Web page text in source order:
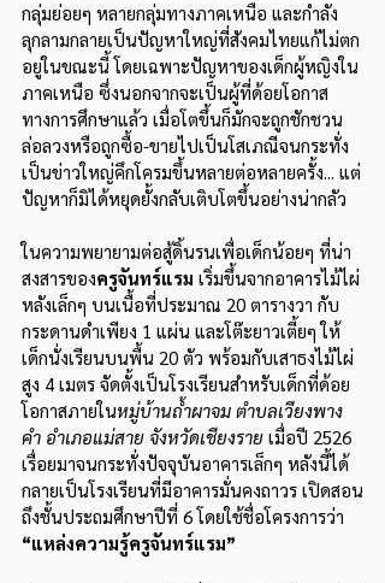
กลุ่มย่อยๆ หลายกลุ่มทางภาคเหนือ และกำลัง
ลุกลามกลายเป็นปัญหาใหญ่ที่สังคมไทยแก้ไม่ตก
อยู่ในขณะนี้ โดยเฉพาะปัญหาของเด็กผู้หญิงใน
ภาคเหนือ ซึ่งนอกจากจะเป็นผู้ที่ด้อยโอกาส
ทางการศึกษาแล้ว เมื่อโตขึ้นก็มักจะถูกชักชวน
ล่อลวงหรือถูกซื้อ-ขายไปเป็นโสเภณีจนกระทั่ง
เป็นข่าวใหญ่คึกโครมขึ้นหลายต่อหลายครั้ง... แต่
ปัญหาก็มิได้หยุดยั้งกลับเติบโตขึ้นอย่างน่ากลัว
ในความพยายามต่อสู้ดิ้นรนเพื่อเด็กน้อยๆ ที่น่า
สงสารของครูจันทร์แรม เริ่มขึ้นจากอาคารไม้ไผ่
หลังเล็กๆ บนเนื้อที่ประมาณ 20 ตารางวา กับ
กระดานดำเพียง 1 แผ่น และโต๊ะยาวเตี้ยๆ ให้
เด็กนั่งเรียนบนพื้น 20 ตัว พร้อมกับเสาธงไม้ไผ่
สูง 4 เมตร จัดตั้งเป็นโรงเรียนสำหรับเด็กที่ด้อย
โอกาสภายในหมู่บ้านถ้ำผาจม ตำบลเวียงพาง
คำ อำเภอแม่สาย จังหวัดเชียงราย เมื่อปี 2526
เรื่อยมาจนกระทั่งปัจจุบันอาคารเล็กๆ หลังนี้ได้
กลายเป็นโรงเรียนที่มีอาคารมั่นคงถาวร เปิดสอน
ถึงชั้นประถมศึกษาปีที่ 6 โดยใช้ชื่อโครงการว่า
“แหล่งความรู้ครูจันทร์แรม”